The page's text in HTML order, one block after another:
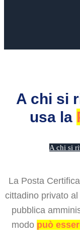
A chi si
usa la
A chi si
La Posta
cittadino privato
pubblica
modo può